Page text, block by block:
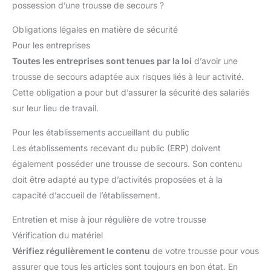
quotidienne. Le crochet de
transport permet une fixation
choisissant la trousse
utiles pour les accidents
courants et les besoins en
premiers soins. 【Qualité
Assurée & Support】Tous les
articles répondent aux normes
contacter – nous nous
engageons à vous apporter une
solution satisfaisante.
rapide et pratique au contenu où que vous soyez. ROBUSTE ET
haute qualité avec une fermeture éclair robuste, cette trousse
de secours voiture offre une durabilité exceptionnelle et
protège entièrement son contenu à tout moment. L'emballage
stérile garantit également une longue durée de conservation
pour tous les articles inclus. USAGE POLYVALENT : Cette petite
plein air telles que les voyages, la randonnée et le camping,
ainsi qu'à la conservation dans les voitures, motos, vélos et
autres modes de transport. Avec la trousse de premiers
secours SYNYOUR, vous êtes toujours entièrement préparé à
une utilisation à la maison que sur le lieu de travail, ce petit kit
de premiers secours bien organisé et entièrement équipé est
conçu pour traiter les blessures courantes. Nous sommes
convaincus que vous constaterez que la quantité et la qualité
de son contenu surpassent celles des produits comparables
disponibles sur le marché.
possession d’une trousse de secours ?
Obligations légales en matière de sécurité
Pour les entreprises
Toutes les entreprises sont tenues par la loi d’avoir une
trousse de secours adaptée aux risques liés à leur activité.
Cette obligation a pour but d’assurer la sécurité des salariés
sur leur lieu de travail.
Pour les établissements accueillant du public
Les établissements recevant du public (ERP) doivent
également posséder une trousse de secours. Son contenu
doit être adapté au type d’activités proposées et à la
capacité d’accueil de l’établissement.
Entretien et mise à jour régulière de votre trousse
Vérification du matériel
Vérifiez régulièrement le contenu de votre trousse pour vous
assurer que tous les articles sont toujours en bon état. En